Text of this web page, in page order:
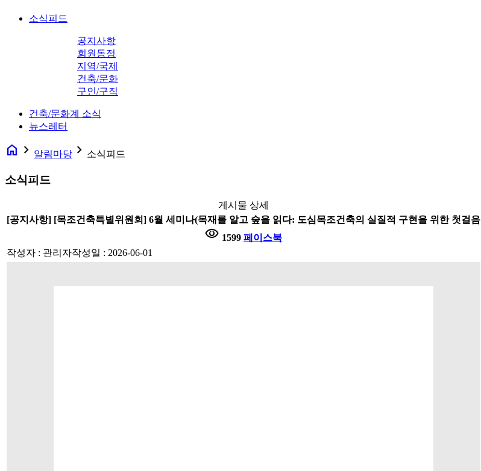
소식피드
공지사항
회원동정
지역/국제
건축/문화
구인/구직
건축/문화계 소식
뉴스레터
home navigate_next 알림마당 navigate_next 소식피드
소식피드
게시물 상세
[공지사항] [목조건축특별위원회] 6월 세미나(목재를 알고 숲을 읽다: 도심목조건축의 실질적 구현을 위한 첫걸음
visibility 1599 페이스북
작성자 : 관리자작성일 : 2026-06-01